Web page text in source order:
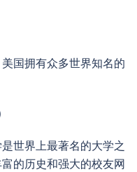
国拥有众多世界知名的
世界上最著名的大学之
的历史和强大的校友网